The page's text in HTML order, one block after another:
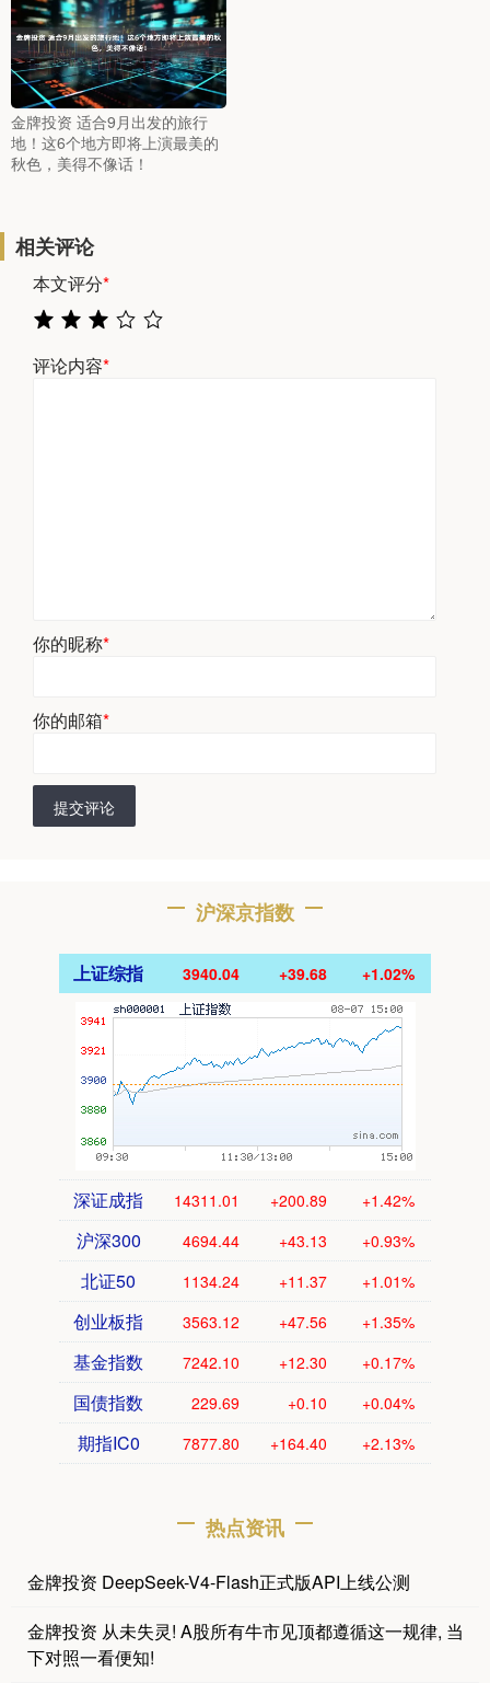
金牌投资 适合9月出发的旅行
地！这6个地方即将上演最美的
秋色，美得不像话！
相关评论
本文评分*
评论内容*
你的昵称*
你的邮箱*
提交评论
沪深京指数
上证综指 3940.04 +39.68 +1.02%
深证成指 14311.01 +200.89 +1.42%
沪深300 4694.44 +43.13 +0.93%
北证50 1134.24 +11.37 +1.01%
创业板指 3563.12 +47.56 +1.35%
基金指数 7242.10 +12.30 +0.17%
国债指数 229.69 +0.10 +0.04%
期指IC0 7877.80 +164.40 +2.13%
热点资讯
金牌投资 DeepSeek-V4-Flash正式版API上线公测
金牌投资 从未失灵! A股所有牛市见顶都遵循这一规律, 当
下对照一看便知!